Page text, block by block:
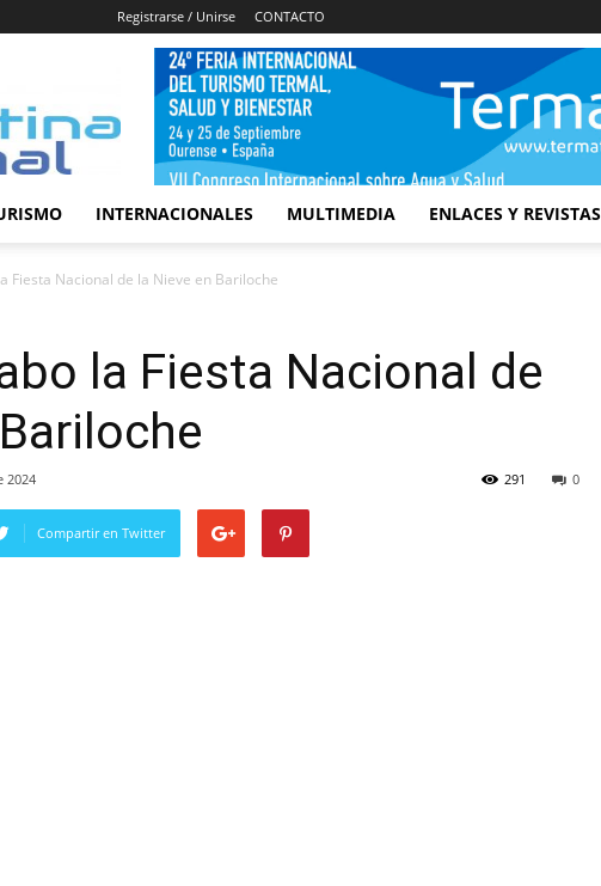
Registrarse / Unirse CONTACTO
INTERNACIONALES MULTIMEDIA ENLACES Y REVISTAS
Fiesta Nacional de la Nieve en Bariloche
la Fiesta Nacional de
2024 0
291
Compartir en Twitter